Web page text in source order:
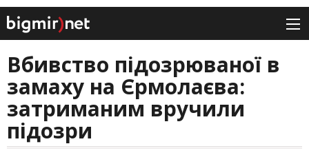
Вбивство підозрюваної в
замаху на Єрмолаєва:
затриманим вручили
підозри